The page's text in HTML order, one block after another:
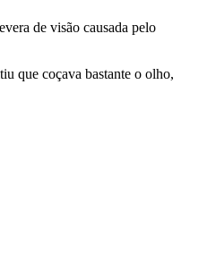
de visão causada pelo
que coçava bastante o olho,